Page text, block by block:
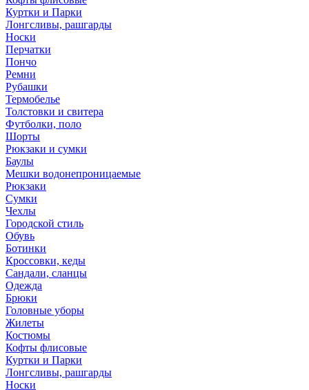
Куртки и Парки
Лонгсливы, рашгарды
Носки
Перчатки
Пончо
Ремни
Рубашки
Термобелье
Толстовки и свитера
Футболки, поло
Шорты
Рюкзаки и сумки
Баулы
Мешки водонепроницаемые
Рюкзаки
Сумки
Чехлы
Городской стиль
Обувь
Ботинки
Кроссовки, кеды
Сандали, сланцы
Одежда
Брюки
Головные уборы
Жилеты
Костюмы
Кофты флисовые
Куртки и Парки
Лонгсливы, рашгарды
Носки